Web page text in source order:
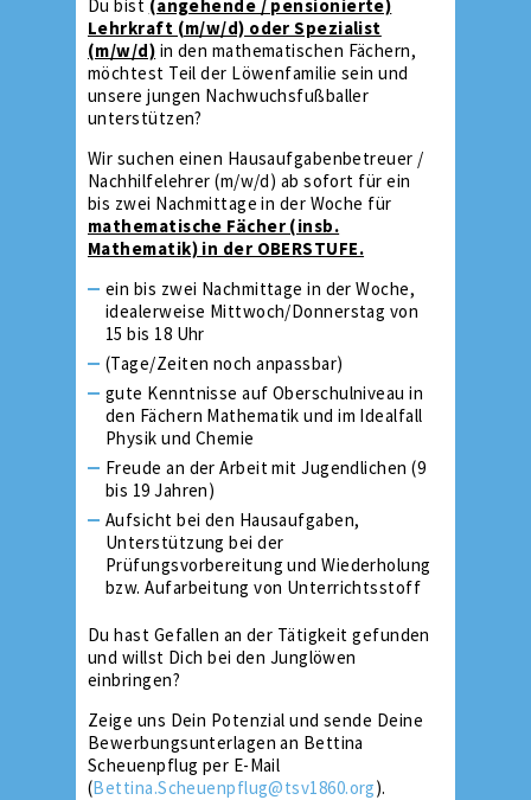
Du bist (angehende / pensionierte)
Lehrkraft (m/w/d) oder Spezialist
(m/w/d) in den mathematischen Fächern,
möchtest Teil der Löwenfamilie sein und
unsere jungen Nachwuchsfußballer
unterstützen?
Wir suchen einen Hausaufgabenbetreuer /
Nachhilfelehrer (m/w/d) ab sofort für ein
bis zwei Nachmittage in der Woche für
mathematische Fächer (insb.
Mathematik) in der OBERSTUFE.
ein bis zwei Nachmittage in der Woche,
idealerweise Mittwoch/Donnerstag von
15 bis 18 Uhr
(Tage/Zeiten noch anpassbar)
gute Kenntnisse auf Oberschulniveau in
den Fächern Mathematik und im Idealfall
Physik und Chemie
Freude an der Arbeit mit Jugendlichen (9
bis 19 Jahren)
Aufsicht bei den Hausaufgaben,
Unterstützung bei der
Prüfungsvorbereitung und Wiederholung
bzw. Aufarbeitung von Unterrichtsstoff
Du hast Gefallen an der Tätigkeit gefunden
und willst Dich bei den Junglöwen
einbringen?
Zeige uns Dein Potenzial und sende Deine
Bewerbungsunterlagen an Bettina
Scheuenpflug per E-Mail
(Bettina.Scheuenpflug@tsv1860.org).